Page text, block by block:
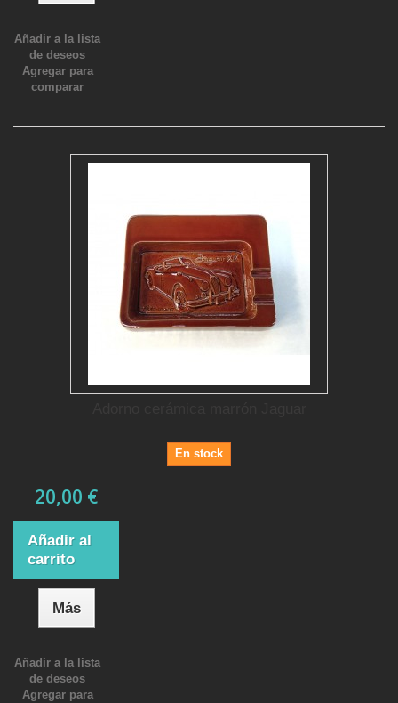
Añadir a la lista
de deseos
Agregar para
comparar
En stock
20,00 €
Añadir al
carrito
Más
Añadir a la lista
de deseos
Agregar para